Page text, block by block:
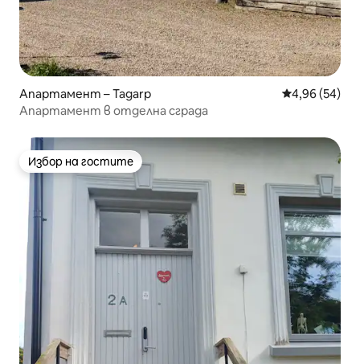
Апартамент – Tagarp Средна
4,96 (54)
Апартамент в отделна сграда
Избор на гостите
Избор на гостите